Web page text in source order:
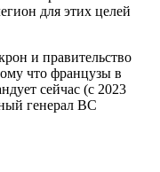
для этих целей
и правительство
что французы в
сейчас (с 2023
генерал ВС